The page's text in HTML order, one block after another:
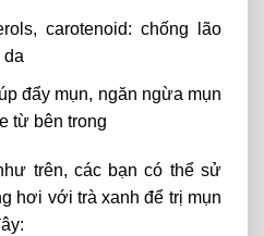
carotenoid: chống lão
da
đẩy mụn, ngăn ngừa mụn
từ bên trong
trên, các bạn có thể sử
hơi với trà xanh để trị mụn